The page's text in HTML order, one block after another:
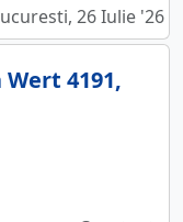
26 Iulie '26
4191,